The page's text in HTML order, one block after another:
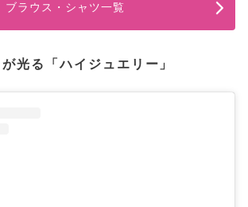
ブラウス・シャツ一覧
光る「ハイジュエリー」